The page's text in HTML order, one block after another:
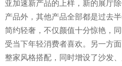
亚加速新产品的上样，新的展厅
产品外，其他产品全部都是过去
简约轻奢，不仅颜值十分惊艳，
受当下年轻消费者喜欢。另一方
整家风格搭配，同时增设了沙发